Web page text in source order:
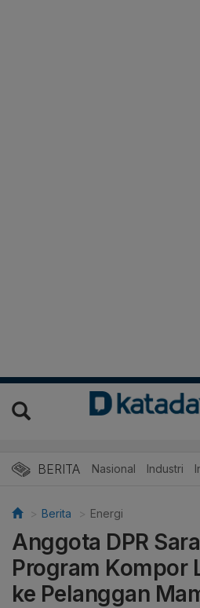
BERITA Nasional Industri
Berita Energi
Anggota DPR
Program Kompor
ke Pelanggan